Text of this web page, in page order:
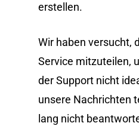
erstellen.
Wir haben versucht,
Service mitzuteilen,
der Support nicht
unsere Nachrichten
lang nicht